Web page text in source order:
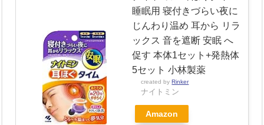
睡眠用 寝付きづらい夜に
じんわり温め 耳から リラ
ックス 音を遮断 安眠 へ
促す 本体1セット+発熱体
5セット 小林製薬
created byRinker
ナイトミン
Amazon